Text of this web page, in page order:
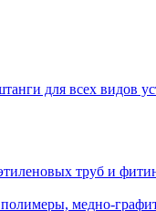
для всех видов
труб и
медно-